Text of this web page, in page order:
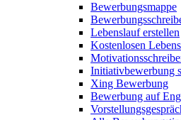
Bewerbungsmappe
Lebenslauf erstellen
Kostenlosen
Initiativbewerbung
Xing Bewerbung
Bewerbung auf